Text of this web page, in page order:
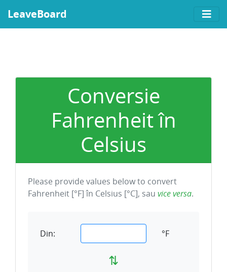
LeaveBoard
Conversie
Fahrenheit în
Celsius
Please provide values below to convert
Fahrenheit [°F] în Celsius [°C], sau vice versa.
Din: °F
⇅